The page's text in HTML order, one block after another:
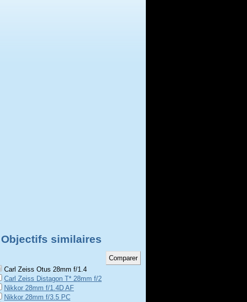
Objectifs similaires
Carl Zeiss Otus 28mm f/1.4
Carl Zeiss Distagon T* 28mm f/2
Nikkor 28mm f/1.4D AF
Nikkor 28mm f/3.5 PC